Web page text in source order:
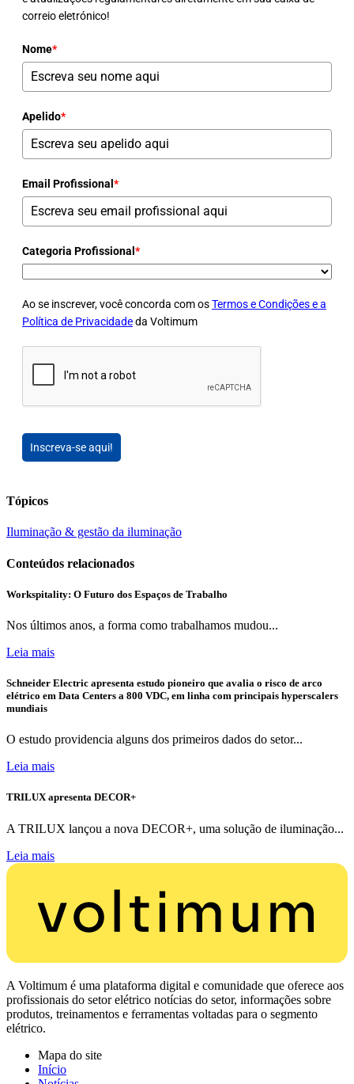
correio eletrónico!
Nome*
Apelido*
Email Profissional *
Categoria Profissional *
Ao se inscrever, você concorda com osTermos e Condições e a
Política de Privacidadeda Voltimum
Inscreva-se aqui!
Tópicos
Iluminação & gestão da iluminação
Conteúdos relacionados
Workspitality: O Futuro dos Espaços de Trabalho
Nos últimos anos, a forma como trabalhamos mudou...
Leia mais
Schneider Electric apresenta estudo pioneiro que avalia o risco de arco
elétrico em Data Centers a 800 VDC, em linha com principais hyperscalers
mundiais
O estudo providencia alguns dos primeiros dados do setor...
Leia mais
TRILUX apresenta DECOR+
A TRILUX lançou a nova DECOR+, uma solução de iluminação...
Leia mais
A Voltimum é uma plataforma digital e comunidade que oferece aos
profissionais do setor elétrico notícias do setor, informações sobre
produtos, treinamentos e ferramentas voltadas para o segmento
elétrico.
Mapa do site
Início